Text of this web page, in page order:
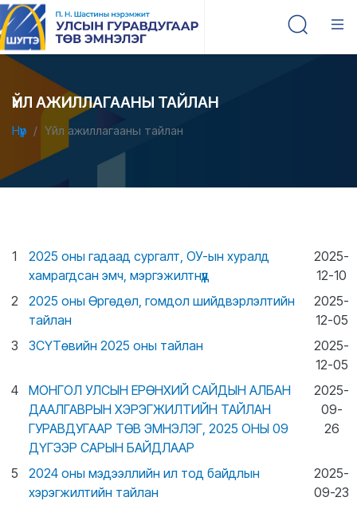
ҮЙЛ АЖИЛЛАГААНЫ ТАЙЛАН
Нүүр Үйл ажиллагааны тайлан
1
2025 оны гадаад сургалт, ОУ-ын хуралд
хамрагдсан эмч, мэргэжилтнүүд
2025-
12-10
2
2025 оны Өргөдөл, гомдол шийдвэрлэлтийн
тайлан
2025-
12-05
3
ЗСҮТөвийн 2025 оны тайлан
2025-
12-05
4
МОНГОЛ УЛСЫН ЕРӨНХИЙ САЙДЫН АЛБАН
ДААЛГАВРЫН ХЭРЭГЖИЛТИЙН ТАЙЛАН
ГУРАВДУГААР ТӨВ ЭМНЭЛЭГ, 2025 ОНЫ 09
ДҮГЭЭР САРЫН БАЙДЛААР
2025-
09-
26
5
2024 оны мэдээллийн ил тод байдлын
хэрэгжилтийн тайлан
2025-
09-23